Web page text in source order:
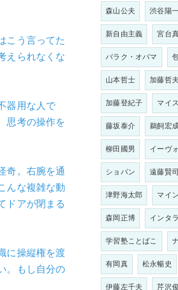
こう言ってた
えられなくな
器用な人で
思考の操作を
奇。右腕を通
んな複雑な動
ドアが閉まる
に操縦権を渡
。もし自分の
森山公夫
渋谷陽
新自由主義
宮台
バラク・オバマ
山本哲士
加藤哲
加藤登紀子
マイ
藤坂泰介
鵜飼宏
柳田國男
イーヴ
ショパン
遠藤賢司
津野海太郎
マイ
森岡正博
インタ
学習塾ことばこ
有岡真
松永暢史
伊藤左千夫
芹沢